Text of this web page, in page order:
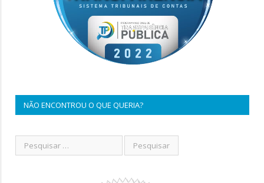
NÃO ENCONTROU O QUE QUERIA?